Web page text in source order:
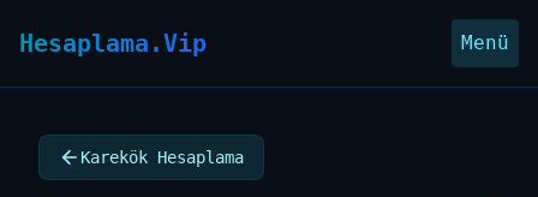
Hesaplama.Vip Menü
Karekök Hesaplama